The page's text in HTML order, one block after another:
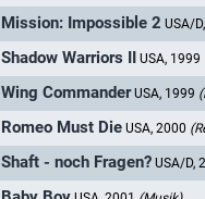
Mission: Impossible 2 USA/
Shadow Warriors II USA, 1999
Wing Commander USA, 1999
Romeo Must Die USA, 2000
Shaft - noch Fragen? USA/D,